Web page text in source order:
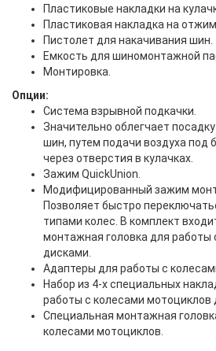
Пластиковые накладки на
Пластиковая накладка на
Пистолет для накачивания шин.
Емкость для шиномонтажной
Монтировка.
Опции:
Система взрывной подкачки.
Значительно облегчает
шин, путем подачи воздуха под
через отверстия в кулачках.
Зажим QuickUnion.
Модифицированный зажим
Позволяет быстро
типами колес. В комплект
монтажная головка для работы
дисками.
Адаптеры для работы с
Набор из 4-х специальных
работы с колесами мотоциклов
Специальная монтажная
колесами мотоциклов.